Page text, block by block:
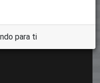
para ti